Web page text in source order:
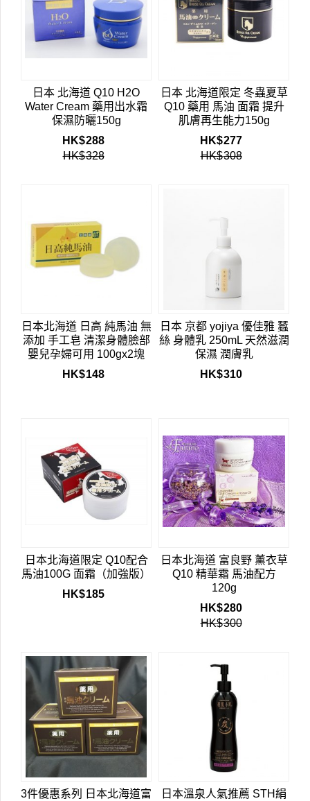
日本 北海道 Q10 H2O
Water Cream 藥用出水霜
保濕防曬150g
HK$288
HK$328
日本 北海道限定 冬蟲夏草
Q10 藥用 馬油 面霜 提升
肌膚再生能力150g
HK$277
HK$308
日本北海道 日高 純馬油 無
添加 手工皂 清潔身體臉部
嬰兒孕婦可用 100gx2塊
HK$148
日本 京都 yojiya 優佳雅 蠶
絲 身體乳 250mL 天然滋潤
保濕 潤膚乳
HK$310
日本北海道限定 Q10配合
馬油100G 面霜（加強版）
HK$185
日本北海道 富良野 薰衣草
Q10 精華霜 馬油配方
120g
HK$280
HK$300
3件優惠系列 日本北海道富
日本溫泉人氣推薦 STH絹